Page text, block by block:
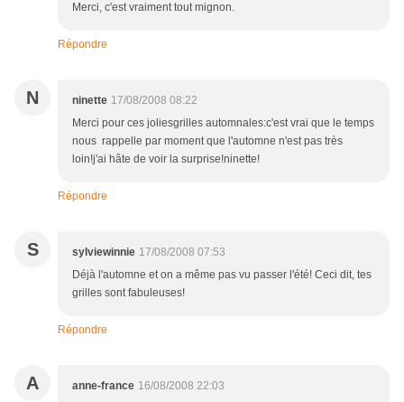
Merci, c'est vraiment tout mignon.
Répondre
N ninette 17/08/2008 08:22
Merci pour ces joliesgrilles automnales:c'est vrai que le temps
nous rappelle par moment que l'automne n'est pas très
loin!j'ai hâte de voir la surprise!ninette!
Répondre
S sylviewinnie 17/08/2008 07:53
Déjà l'automne et on a même pas vu passer l'été! Ceci dit, tes
grilles sont fabuleuses!
Répondre
A anne-france 16/08/2008 22:03